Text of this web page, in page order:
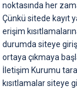
noktasında her
Çünkü sitede kayıt
erişim
durumda siteye
ortaya çıkmaya
İletişim Kurumu
kısıtlamalar siteye